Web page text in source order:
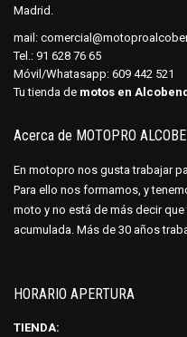
Madrid.
mail:
Tel.: 91 628 76 65
Móvil/Whatasapp: 609 442 521
Tu tienda de motos en
Acerca de MOTOPRO
En motopro nos gusta trabajar
Para ello nos formamos, y
moto y no está de más decir
acumulada. Más de 30 años
HORARIO APERTURA
TIENDA: